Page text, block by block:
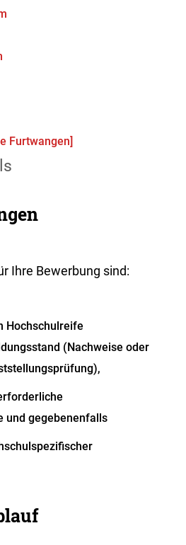
Furtwangen]
Ihre Bewerbung sind:
Hochschulreife
(Nachweise oder
und gegebenenfalls